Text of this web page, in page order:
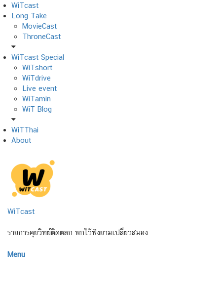
Skip
to
content
WiTcast
Long Take
MovieCast
ThroneCast
WiTcast Special
WiTshort
WiTdrive
Live event
WiTamin
WiT Blog
WiTThai
About
WiTcast
รายการคุยวิทย์ติดตลก พกไว้ฟังยามเปลี่ยวสมอง
Menu